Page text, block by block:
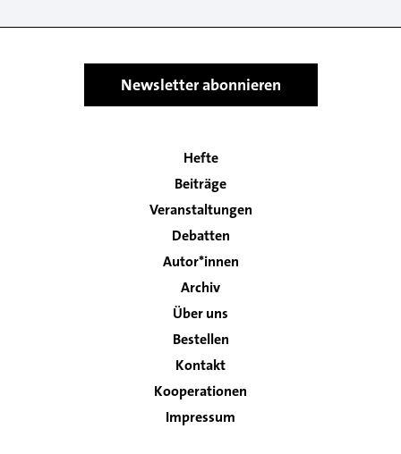
Main
navigation
Hefte
Beiträge
Veranstaltungen
Debatten
Autor*innen
Archiv
Über uns
Bestellen
Footer
Kontakt
Kooperationen
Impressum
Newsletter abonnieren